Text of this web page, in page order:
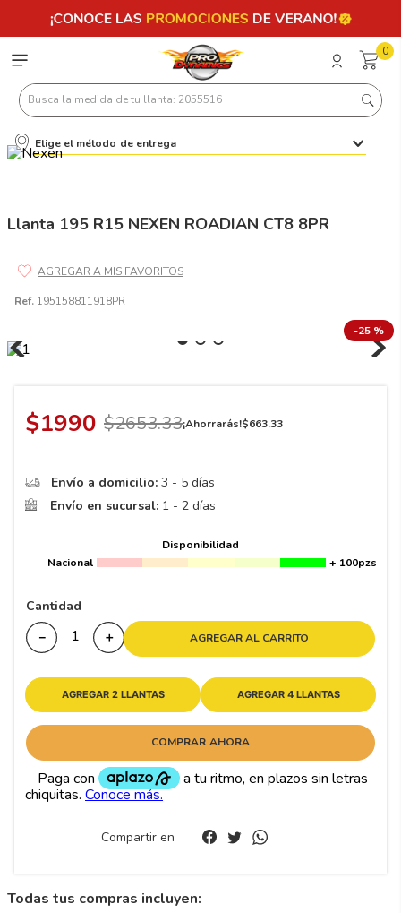
0
Busca la medida de tu llanta: 2055516
Elige el método de entrega
Llanta 195 R15 NEXEN ROADIAN CT8 8PR
Ref. 195158811918PR
-25 %
$1990 $2653.33¡Ahorrarás!$663.33
Envío a domicilio: 3 - 5 días
Envío en sucursal: 1 - 2 días
Disponibilidad
Nacional
+ 100pzs
Cantidad
＋
－ AGREGAR AL CARRITO
AGREGAR 2 LLANTAS AGREGAR 4 LLANTAS
COMPRAR AHORA
Compartir en
Todas tus compras incluyen:
Términos más buscados
6 205